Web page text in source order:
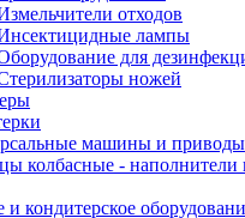
отходов
лампы
для
ножей
машины и приводы
колбасные - наполнители